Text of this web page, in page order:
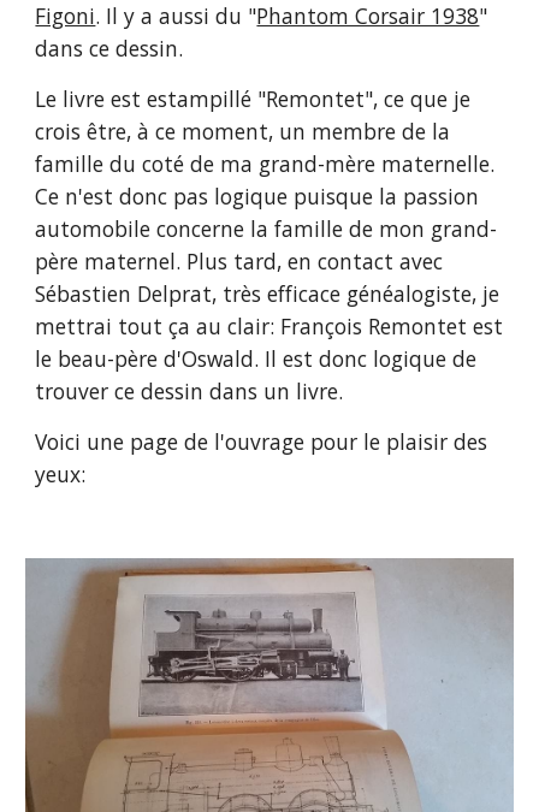
Figoni. Il y a aussi du "Phantom Corsair 1938"
dans ce dessin.
Le livre est estampillé "Remontet", ce que je
crois être, à ce moment, un membre de la
famille du coté de ma grand-mère maternelle.
Ce n'est donc pas logique puisque la passion
automobile concerne la famille de mon grand-
père maternel. Plus tard, en contact avec
Sébastien Delprat, très efficace généalogiste, je
mettrai tout ça au clair: François Remontet est
le beau-père d'Oswald. Il est donc logique de
trouver ce dessin dans un livre.
Voici une page de l'ouvrage pour le plaisir des
yeux: